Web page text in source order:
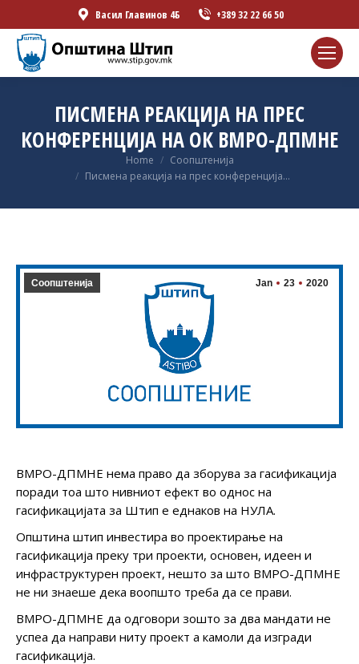
Васил Главинов 4Б +389 32 22 66 50
ПИСМЕНА РЕАКЦИЈА НА ПРЕС
КОНФЕРЕНЦИЈА НА ОК ВМРО-ДПМНЕ
Home
Соопштенија
Писмена реакција на прес конференција…
Jan 23 2020
Соопштенија
ВМРО-ДПМНЕ нема право да зборува за гасификација
поради тоа што нивниот ефект во однос на
гасификацијата за Штип е еднаков на НУЛА.
Општина штип инвестира во проектирање на
гасификација преку три проекти, основен, идеен и
инфраструктурен проект, нешто за што ВМРО-ДПМНЕ
не ни знаеше дека воопшто треба да се прави.
ВМРО-ДПМНЕ да одговори зошто за два мандати не
успеа да направи ниту проект а камоли да изгради
гасификација.